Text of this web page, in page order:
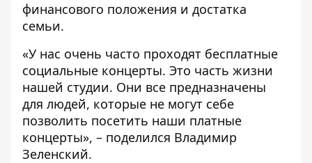
финансового положения и достатка
семьи.
«У нас очень часто проходят бесплатные
социальные концерты. Это часть жизни
нашей студии. Они все предназначены
для людей, которые не могут себе
позволить посетить наши платные
концерты», – поделился Владимир
Зеленский.